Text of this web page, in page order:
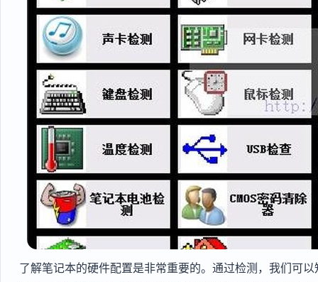
了解笔记本的硬件配置是非常重要的。通过检测，我们可